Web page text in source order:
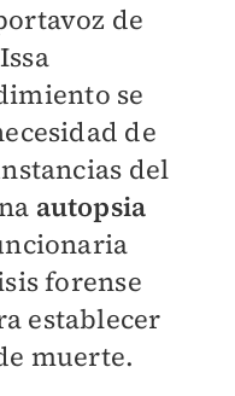
de
se
de
del
autopsia
forense
establecer
muerte.